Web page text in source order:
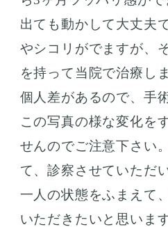
出ても動かして大丈夫
やシコリがでますが、
を持って当院で治療し
個人差があるので、手
この写真の様な変化を
せんのでご注意下さい
て、診察させていただ
一人の状態をふまえて
いただきたいと思います